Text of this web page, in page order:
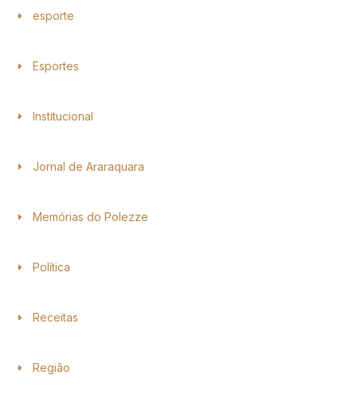
esporte
Esportes
Institucional
Jornal de Araraquara
Memórias do Polezze
Política
Receitas
Região